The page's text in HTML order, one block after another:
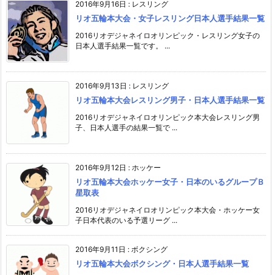
2016年9月16日 : レスリング
リオ五輪本大会・女子レスリング日本人選手結果一覧
2016リオデジャネイロオリンピック・レスリング女子の
日本人選手結果一覧です。 ...
2016年9月13日 : レスリング
リオ五輪本大会レスリング男子・日本人選手結果一覧
2016リオデジャネイロオリンピック本大会レスリング男
子、日本人選手の結果一覧で ...
2016年9月12日 : ホッケー
リオ五輪本大会ホッケー女子・日本のいるグループＢ
星取表
2016リオデジャネイロオリンピック本大会・ホッケー女
子日本代表のいる予選リーグ ...
2016年9月11日 : ボクシング
リオ五輪本大会ボクシング・日本人選手結果一覧